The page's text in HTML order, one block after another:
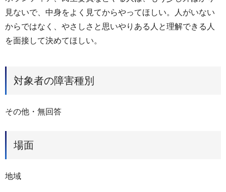
見ないで、中身をよく見てからやってほしい。人がいない
からではなく、やさしさと思いやりある人と理解できる人
を面接して決めてほしい。
対象者の障害種別
その他・無回答
場面
地域